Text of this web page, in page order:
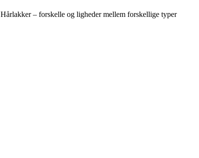
Hårlakker – forskelle og ligheder mellem forskellige typer